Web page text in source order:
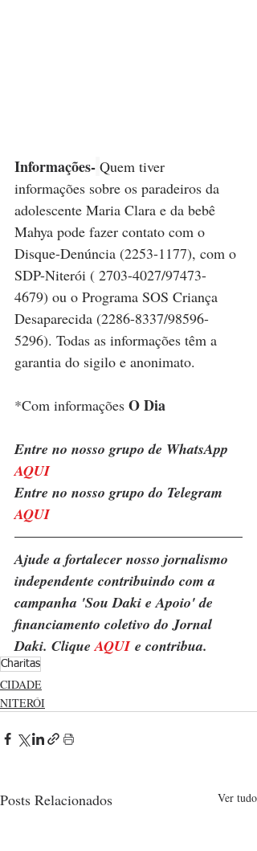
Informações- Quem tiver
informações sobre os paradeiros da
adolescente Maria Clara e da bebê
Mahya pode fazer contato com o
Disque-Denúncia (2253-1177), com o
SDP-Niterói ( 2703-4027/97473-
4679) ou o Programa SOS Criança
Desaparecida (2286-8337/98596-
5296). Todas as informações têm a
garantia do sigilo e anonimato.
*Com informações O Dia
Entre no nosso grupo de WhatsApp
AQUI
Entre no nosso grupo do Telegram
AQUI
Ajude a fortalecer nosso jornalismo
independente contribuindo com a
campanha 'Sou Daki e Apoio' de
financiamento coletivo do Jornal
Daki. Clique AQUI e contribua.
Charitas
CIDADE
NITERÓI
Posts Relacionados Ver tudo